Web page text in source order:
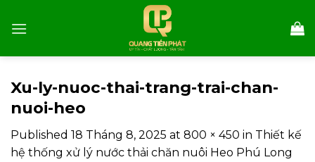
Xu-ly-nuoc-thai-trang-trai-chan-
nuoi-heo
Published 18 Tháng 8, 2025 at 800 × 450 in Thiết kế
hệ thống xử lý nước thải chăn nuôi Heo Phú Long